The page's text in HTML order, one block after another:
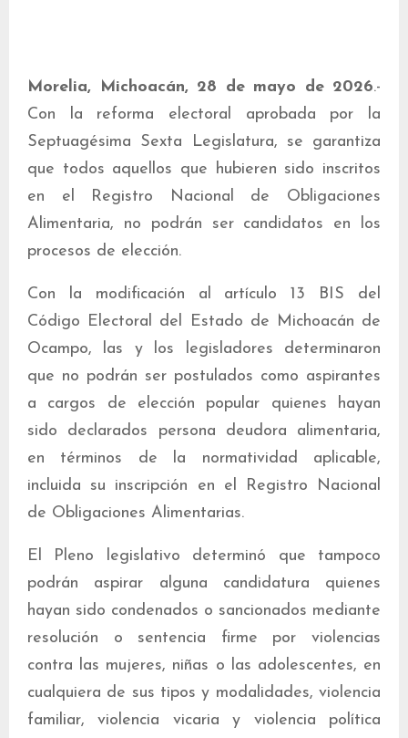
Morelia, Michoacán, 28 de mayo de 2026.-
Con la reforma electoral aprobada por la
Septuagésima Sexta Legislatura, se garantiza
que todos aquellos que hubieren sido inscritos
en el Registro Nacional de Obligaciones
Alimentaria, no podrán ser candidatos en los
procesos de elección.
Con la modificación al artículo 13 BIS del
Código Electoral del Estado de Michoacán de
Ocampo, las y los legisladores determinaron
que no podrán ser postulados como aspirantes
a cargos de elección popular quienes hayan
sido declarados persona deudora alimentaria,
en términos de la normatividad aplicable,
incluida su inscripción en el Registro Nacional
de Obligaciones Alimentarias.
El Pleno legislativo determinó que tampoco
podrán aspirar alguna candidatura quienes
hayan sido condenados o sancionados mediante
resolución o sentencia firme por violencias
contra las mujeres, niñas o las adolescentes, en
cualquiera de sus tipos y modalidades, violencia
familiar, violencia vicaria y violencia política